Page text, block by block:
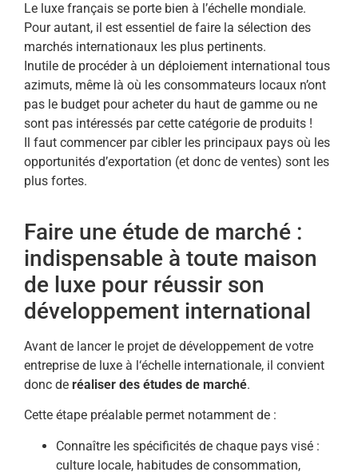
Le luxe français se porte bien à l’échelle mondiale.
Pour autant, il est essentiel de faire la sélection des
marchés internationaux les plus pertinents.
Inutile de procéder à un déploiement international tous
azimuts, même là où les consommateurs locaux n’ont
pas le budget pour acheter du haut de gamme ou ne
sont pas intéressés par cette catégorie de produits !
Il faut commencer par cibler les principaux pays où les
opportunités d’exportation (et donc de ventes) sont les
plus fortes.
Faire une étude de marché :
indispensable à toute maison
de luxe pour réussir son
développement international
Avant de lancer le projet de développement de votre
entreprise de luxe à l‘échelle internationale, il convient
donc de réaliser des études de marché.
Cette étape préalable permet notamment de :
Connaître les spécificités de chaque pays visé :
culture locale, habitudes de consommation,